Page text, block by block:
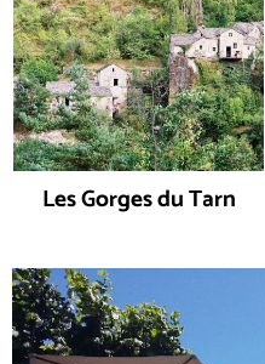
Les Gorges du Tarn